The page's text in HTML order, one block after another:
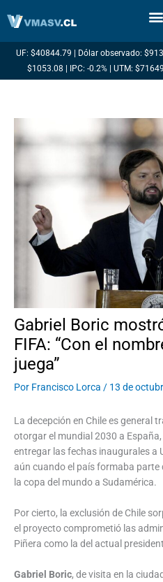
UF: $40844.79 | Dólar observado:
$1053.08 | IPC: -0.2% | UTM:
Gabriel Boric
FIFA: “Con el
juega”
Por Francisco Lorca / 13 de
La decepción en Chile es general
otorgar el mundial 2030 a
entregar las fechas inaugurales a
aún cuando el país formaba
la copa del mundo a Sudamérica.
Por cierto, la exclusión de Chile
el proyecto comprometió las
Piñera como la del actual
Gabriel Boric, de visita en la